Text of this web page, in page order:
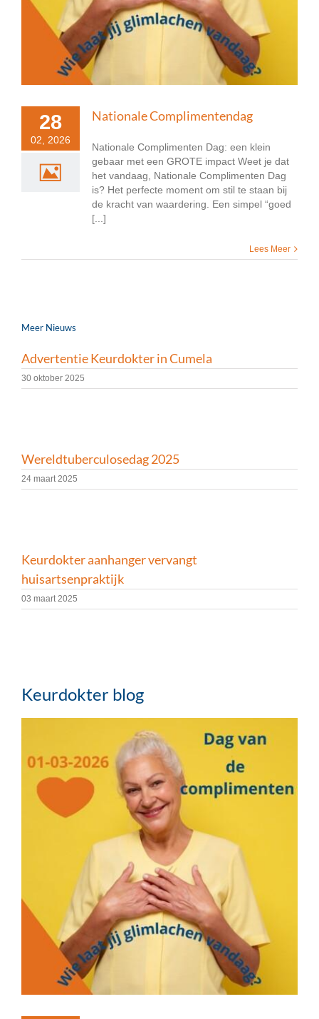
28
02, 2026
Nationale Complimentendag
Nationale Complimenten Dag: een klein
gebaar met een GROTE impact Weet je dat
het vandaag, Nationale Complimenten Dag
is? Het perfecte moment om stil te staan bij
de kracht van waardering. Een simpel “goed
[...]
Lees Meer
Meer Nieuws
Advertentie Keurdokter in Cumela
30 oktober 2025
Wereldtuberculosedag 2025
24 maart 2025
Keurdokter aanhanger vervangt
huisartsenpraktijk
03 maart 2025
Keurdokter blog